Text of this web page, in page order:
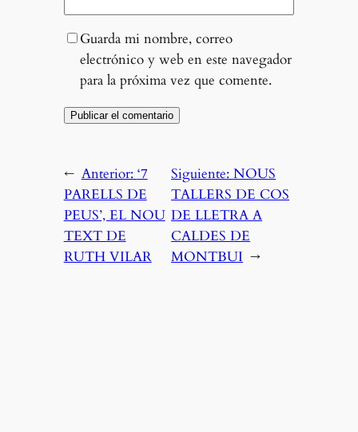
Guarda mi nombre, correo
electrónico y web en este navegador
para la próxima vez que comente.
← Anterior: ‘7
PARELLS DE
PEUS’, EL NOU
TEXT DE
RUTH VILAR
Siguiente:NOUS
TALLERS DE COS
DE LLETRA A
CALDES DE
MONTBUI →